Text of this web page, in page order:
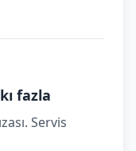
fazla
Servis